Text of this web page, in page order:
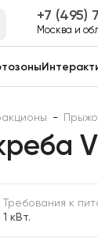
7 (495)
Москва и
-
Требования к
1 кВт.